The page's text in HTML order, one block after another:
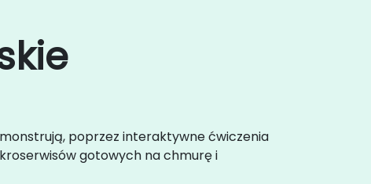
poprzez interaktywne ćwiczenia
gotowych na chmurę i